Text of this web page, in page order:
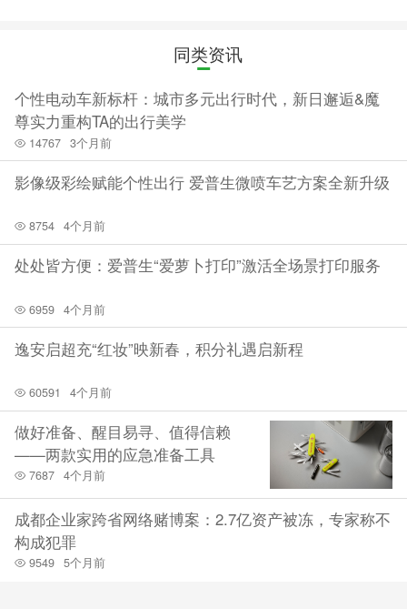
同类资讯
个性电动车新标杆：城市多元出行时代，新日邂逅&魔
尊实力重构TA的出行美学
14767 3个月前
影像级彩绘赋能个性出行 爱普生微喷车艺方案全新升级
8754 4个月前
处处皆方便：爱普生“爱萝卜打印”激活全场景打印服务
6959 4个月前
逸安启超充“红妆”映新春，积分礼遇启新程
60591 4个月前
做好准备、醒目易寻、值得信赖
——两款实用的应急准备工具
7687 4个月前
成都企业家跨省网络赌博案：2.7亿资产被冻，专家称不
构成犯罪
9549 5个月前